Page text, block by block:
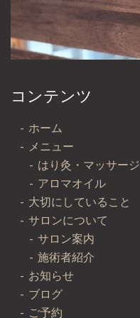
コンテンツ
ホーム
メニュー
はり灸・マッサージ
アロマオイル
大切にしていること
サロンについて
サロン案内
施術者紹介
お知らせ
ブログ
ご予約